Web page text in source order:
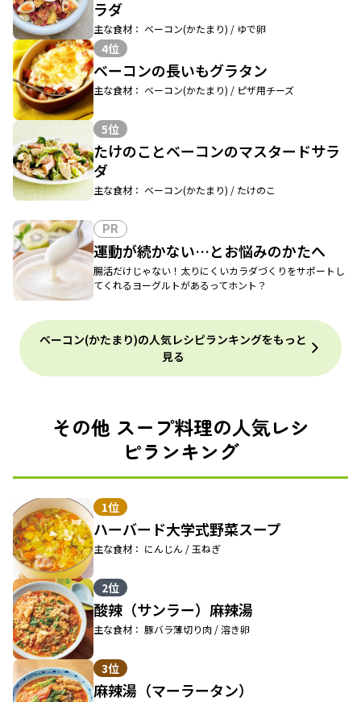
ラダ
主な食材： ベーコン(かたまり) / ゆで卵
4位
ベーコンの長いもグラタン
主な食材： ベーコン(かたまり) / ピザ用チーズ
5位
たけのことベーコンのマスタードサラ
ダ
主な食材： ベーコン(かたまり) / たけのこ
PR
運動が続かない…とお悩みのかたへ
腸活だけじゃない！太りにくいカラダづくりをサポートし
てくれるヨーグルトがあるってホント？
ベーコン(かたまり)の人気レシピランキングをもっと
見る
その他 スープ料理の人気レシ
ピランキング
1位
ハーバード大学式野菜スープ
主な食材： にんじん / 玉ねぎ
2位
酸辣（サンラー）麻辣湯
主な食材： 豚バラ薄切り肉 / 溶き卵
3位
麻辣湯（マーラータン）